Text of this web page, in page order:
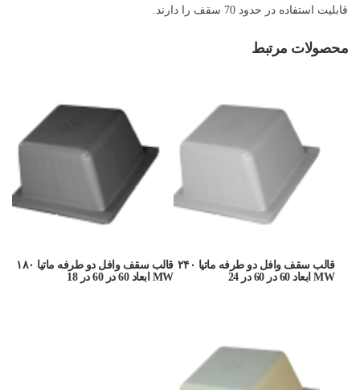
قابلیت استفاده در حدود 70 سقف را دارند.
محصولات مرتبط
قالب سقف وافل دو طرفه ماتیا ۲۴۰
MW ابعاد 60 در 60 در 24
قالب سقف وافل دو طرفه ماتیا ۱۸۰
MW ابعاد 60 در 60 در 18